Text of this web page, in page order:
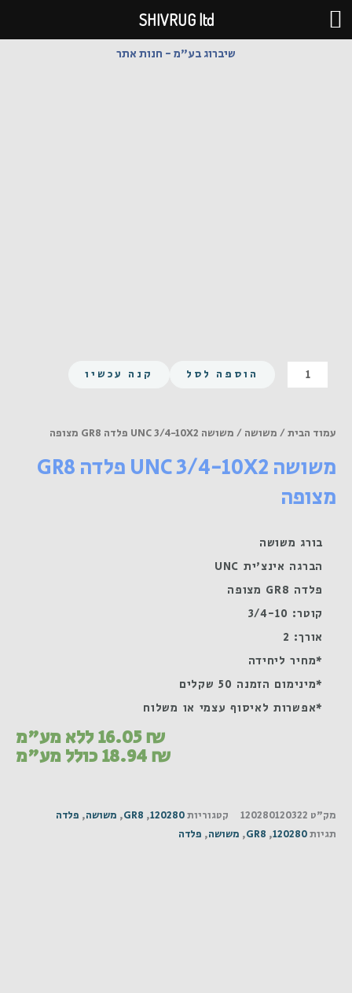
דילוג
לתוכן
שיברוג בע"מ - חנות אתר
כמות
של
10X2
GR8
הוספה לסל קנה עכשיו
עמוד הבית/ משושה / משושה UNC 3/4-10X2 פלדה GR8 מצופה
משושה UNC 3/4-10X2 פלדה GR8
מצופה
בורג משושה
הברגה אינצ'ית UNC
פלדה GR8 מצופה
קוטר: 3/4-10
אורך: 2
*מחיר ליחידה
*מינימום הזמנה 50 שקלים
*אפשרות לאיסוף עצמי או משלוח
16.05₪ ללא מע"מ
18.94₪ כולל מע"מ
מק"ט 120280120322 קטגוריות120280
,
GR8
, משושה, פלדה
תגיות120280
,
GR8
, משושה, פלדה
SHIVRUG ltd